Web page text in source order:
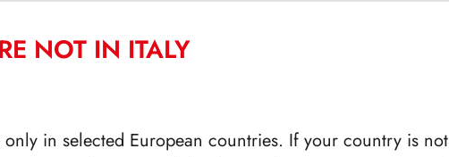
NOT IN ITALY
in selected European countries. If your country is not